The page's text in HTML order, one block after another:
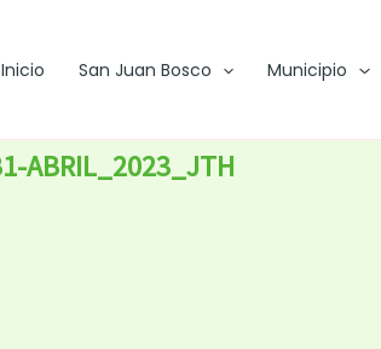
Inicio San Juan Bosco Municipio
ABRIL_2023_JTH